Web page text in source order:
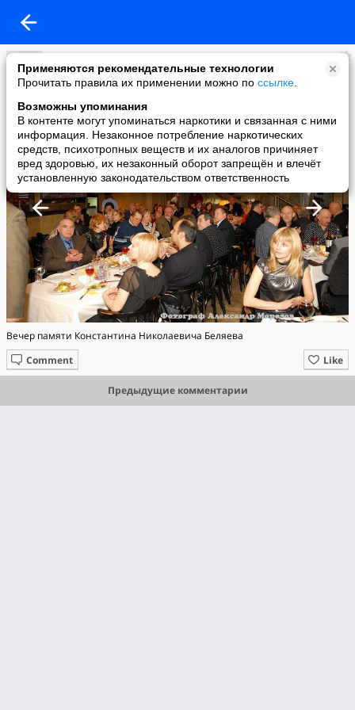
Применяются рекомендательные технологии
Прочитать правила их применении можно по ссылке
Возможны упоминания
В контенте могут упоминаться наркотики и связанная с ними
информация. Незаконное потребление наркотических
средств, психотропных веществ и их аналогов причиняет
вред здоровью, их незаконный оборот запрещён и влечёт
установленную законодательством ответственность
Александр_ Морозов Moscow
added a photo
24 Jun в 14:47
Вечер памяти Константина Николаевича Беляева
Like
Comment
Предыдущие комментарии